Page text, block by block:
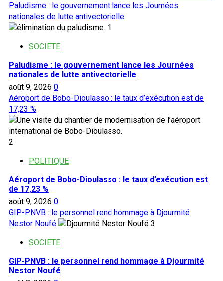
Paludisme : le gouvernement lance les Journées
nationales de lutte antivectorielle
1
SOCIETE
Paludisme : le gouvernement lance les Journées
nationales de lutte antivectorielle
août 9, 2026 0
Aéroport de Bobo-Dioulasso : le taux d’exécution est de
17,23 %
2
POLITIQUE
Aéroport de Bobo-Dioulasso : le taux d’exécution est
de 17,23 %
août 9, 2026 0
GIP-PNVB : le personnel rend hommage à Djourmité
Nestor Noufé
3
SOCIETE
GIP-PNVB : le personnel rend hommage à Djourmité
Nestor Noufé